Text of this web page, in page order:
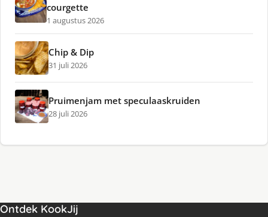
courgette
1 augustus 2026
Chip & Dip
31 juli 2026
Pruimenjam met speculaaskruiden
28 juli 2026
Ontdek KookJij